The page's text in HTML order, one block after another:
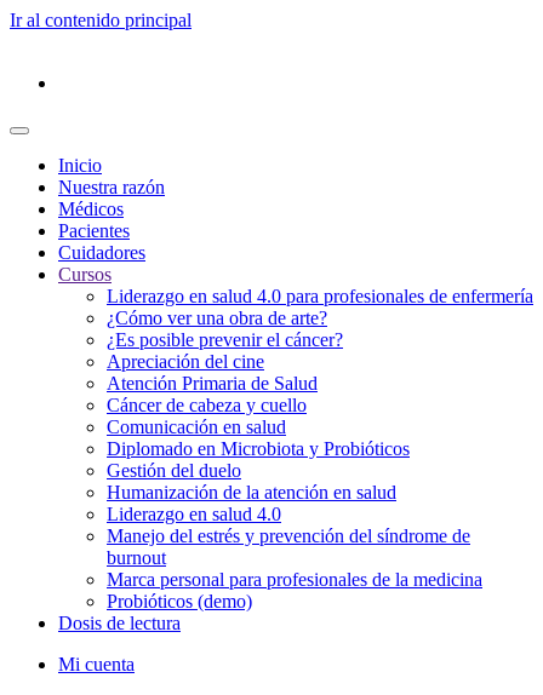
Ir al contenido principal
Inicio
Nuestra razón
Médicos
Pacientes
Cuidadores
Cursos
Liderazgo en salud 4.0 para profesionales de enfermería
¿Cómo ver una obra de arte?
¿Es posible prevenir el cáncer?
Apreciación del cine
Atención Primaria de Salud
Cáncer de cabeza y cuello
Comunicación en salud
Diplomado en Microbiota y Probióticos
Gestión del duelo
Humanización de la atención en salud
Liderazgo en salud 4.0
Manejo del estrés y prevención del síndrome de
burnout
Marca personal para profesionales de la medicina
Probióticos (demo)
Dosis de lectura
Mi cuenta